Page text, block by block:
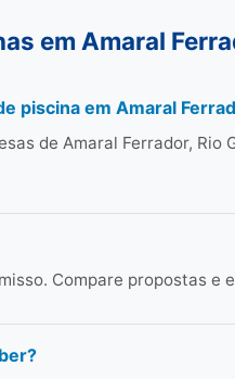
em Amaral
piscina em Amaral
de Amaral Ferrador,
Compare propostas e